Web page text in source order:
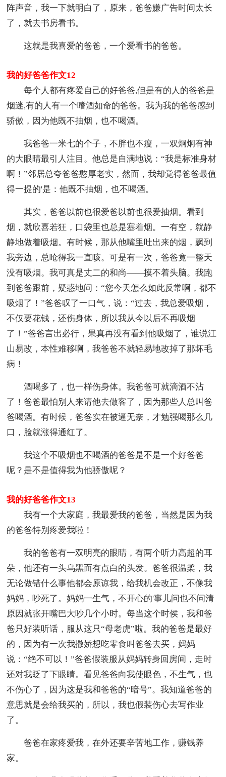
阵声音，我一下就明白了，原来，爸爸嫌广告时间太长
了，就去书房看书。
这就是我喜爱的爸爸，一个爱看书的爸爸。
我的好爸爸作文12
每个人都有疼爱自己的好爸爸,但是有的人的爸爸是
烟迷,有的人有一个嗜酒如命的爸爸。我为我的爸爸感到
骄傲，因为他既不抽烟，也不喝酒。
我爸爸一米七的个子，不胖也不瘦，一双炯炯有神
的大眼睛最引人注目。他总是自满地说：“我是标准身材
啊！”邻居总夸爸爸憨厚老实，然而，我却觉得爸爸最值
得一提的'是：他既不抽烟，也不喝酒。
其实，爸爸以前也很爱爸以前也很爱抽烟。看到
烟，就欣喜若狂，口袋里也总是塞着烟。一有空，就静
静地做着吸烟。有时候，那从他嘴里吐出来的烟，飘到
我旁边，总呛得我一直咳。可是有一次，爸爸竟一整天
没有吸烟。我可真是丈二的和尚——摸不着头脑。我跑
到爸爸跟前，疑惑地问：“您今天怎么如此反常啊，都不
吸烟了！”爸爸叹了一口气，说：“过去，我总爱吸烟，
不仅要花钱，还伤身体，所以我从今以后不再吸烟
了！”爸爸言出必行，果真再没有看到他吸烟了，谁说江
山易改，本性难移啊，我爸爸不就轻易地改掉了那坏毛
病！
酒喝多了，也一样伤身体。我爸爸可就滴酒不沾
了！爸爸最怕别人来请他去做客了，因为那些人总叫爸
爸喝酒。有时候，爸爸实在被逼无奈，才勉强喝那么几
口，脸就涨得通红了。
我这个不吸烟也不喝酒的爸爸是不是一个好爸爸
呢？是不是值得我为他骄傲呢？
我的好爸爸作文13
我有一个大家庭，我最爱我的爸爸，当然是因为我
的爸爸特别疼爱我啦！
我的爸爸有一双明亮的眼睛，有两个听力高超的耳
朵，他还有一头乌黑而有点白的头发。爸爸很温柔，我
无论做错什么事他都会原谅我，给我机会改正，不像我
妈妈，吵死了。妈妈一生气，不开心的'事儿问也不问清
原因就张开嘴巴大吵几个小时。每当这个时侯，我和爸
爸只好装听话，服从这只“母老虎”啦。我的爸爸是最好
的，因为有一次我撒娇想吃零食叫爸爸去买，妈妈
说：“绝不可以！”爸爸假装服从妈妈转身回房间，走时
还对我眨了下眼睛。看见爸爸向我使眼色，不生气，也
不伤心了，因为这是我和爸爸的“暗号”。我知道爸爸的
意思就是会给我买的，所以，我也假装伤心去写作业
了。
爸爸在家疼爱我，在外还要辛苦地工作，赚钱养
家。